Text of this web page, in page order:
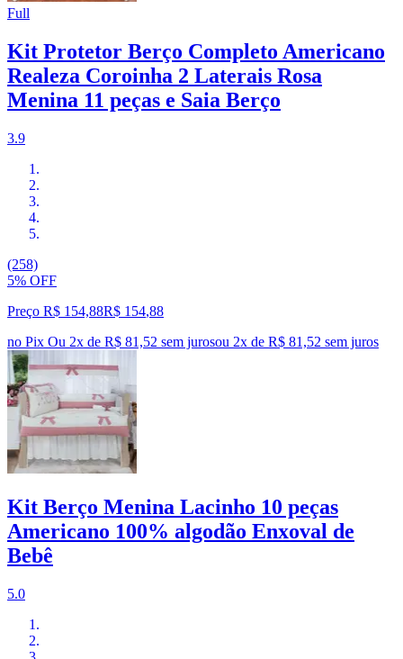
Full
Kit Protetor Berço Completo Americano
Realeza Coroinha 2 Laterais Rosa
Menina 11 peças e Saia Berço
3.9
(258)
5% OFF
Preço R$ 154,88R$ 154,88
no Pix Ou 2x de R$ 81,52 sem jurosou 2x de R$ 81,52 sem juros
Kit Berço Menina Lacinho 10 peças
Americano 100% algodão Enxoval de
Bebê
5.0